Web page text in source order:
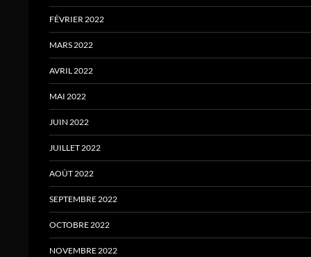
FÉVRIER 2022
MARS 2022
AVRIL 2022
MAI 2022
JUIN 2022
JUILLET 2022
AOÛT 2022
SEPTEMBRE 2022
OCTOBRE 2022
NOVEMBRE 2022